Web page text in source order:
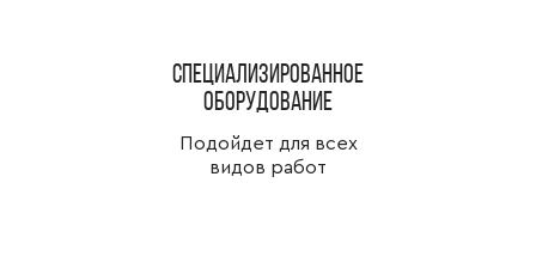
специализированное
оборудование
Подойдет для всех
видов работ